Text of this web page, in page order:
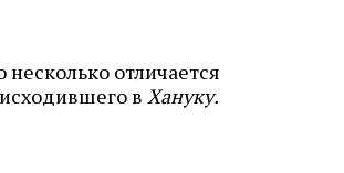
несколько отличается
в Хануку.